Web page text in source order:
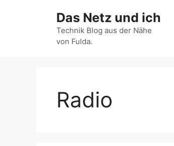
Das Netz und ich
Technik Blog aus der Nähe
von Fulda.
Radio